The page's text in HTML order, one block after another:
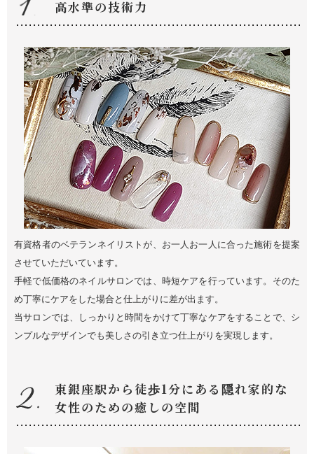
高水準の技術力
有資格者のベテランネイリストが、お一人お一人に合った施術を提案
させていただいています。
手軽で低価格のネイルサロンでは、時短ケアを行っています。そのた
め丁寧にケアをした場合と仕上がりに差が出ます。
当サロンでは、しっかりと時間をかけて丁寧なケアをすることで、シ
ンプルなデザインでも美しさの引き立つ仕上がりを実現します。
東銀座駅から徒歩1分にある隠れ家的な
女性のための癒しの空間